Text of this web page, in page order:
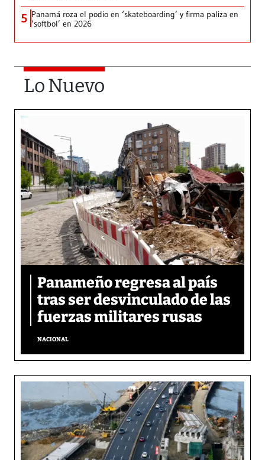
5 Panamá roza el podio en ‘skateboarding’ y firma paliza en
‘softbol’ en 2026
Lo Nuevo
Panameño regresa al país
tras ser desvinculado de las
fuerzas militares rusas
NACIONAL